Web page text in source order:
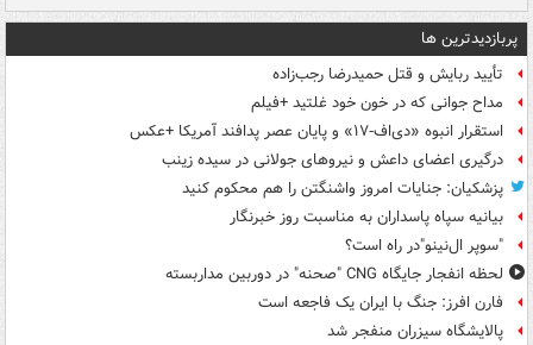
پربازدیدترین ها
تأیید ربایش و قتل حمیدرضا رجب‌زاده
مداح جوانی که در خون خود غلتید +فیلم
استقرار انبوه «دی‌اف‑۱۷» و پایان عصر پدافند آمریکا +عکس
درگیری اعضای داعش و نیروهای جولانی در سیده زینب
پزشکیان: جنایات امروز واشنگتن را هم محکوم کنید
بیانیه سپاه پاسداران به مناسبت روز خبرنگار
"سوپر ال‌نینو"در راه است؟
لحظه انفجار جایگاه CNG "صحنه" در دوربین مداربسته
فارن افرز: جنگ با ایران یک فاجعه است
پالایشگاه سیزران منفجر شد